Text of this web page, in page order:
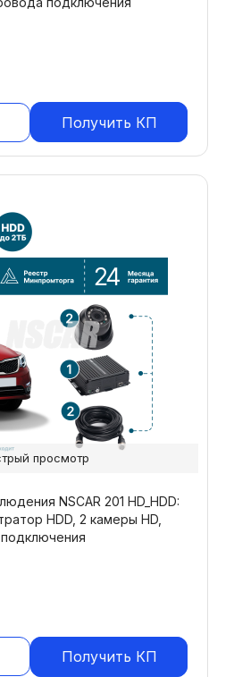
Получить КП
NSCAR 201 HD_HDD:
HDD, 2 камеры HD,
Получить КП
просмотр